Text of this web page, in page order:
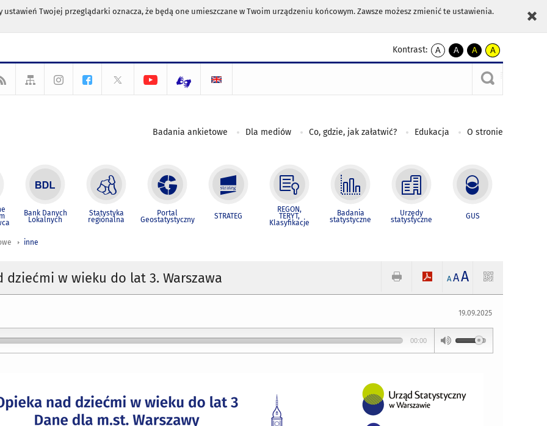
Twojej przeglądarki oznacza, że będą one umieszczane w Twoim urządzeniu końcowym. Zawsze możesz zmienić te ustawienia.
Kontrast:
A
kontrast
A
kontrast
czarnym
A
kontrast
żółty
tekst
czarnym
A
kontrast
czarny
tekst
żółtym
Badania ankietowe Dla mediów Co, gdzie, jak załatwić? Edukacja O stronie
Bank Danych
Lokalnych
Statystyka
regionalna
Portal
Geostatystyczny STRATEG
REGON,
TERYT,
Klasyfikacje
Badania
statystyczne
Urzędy
statystyczne GUS
inne
dziećmi w wieku do lat 3. Warszawa A AA
19.09.2025
00:00